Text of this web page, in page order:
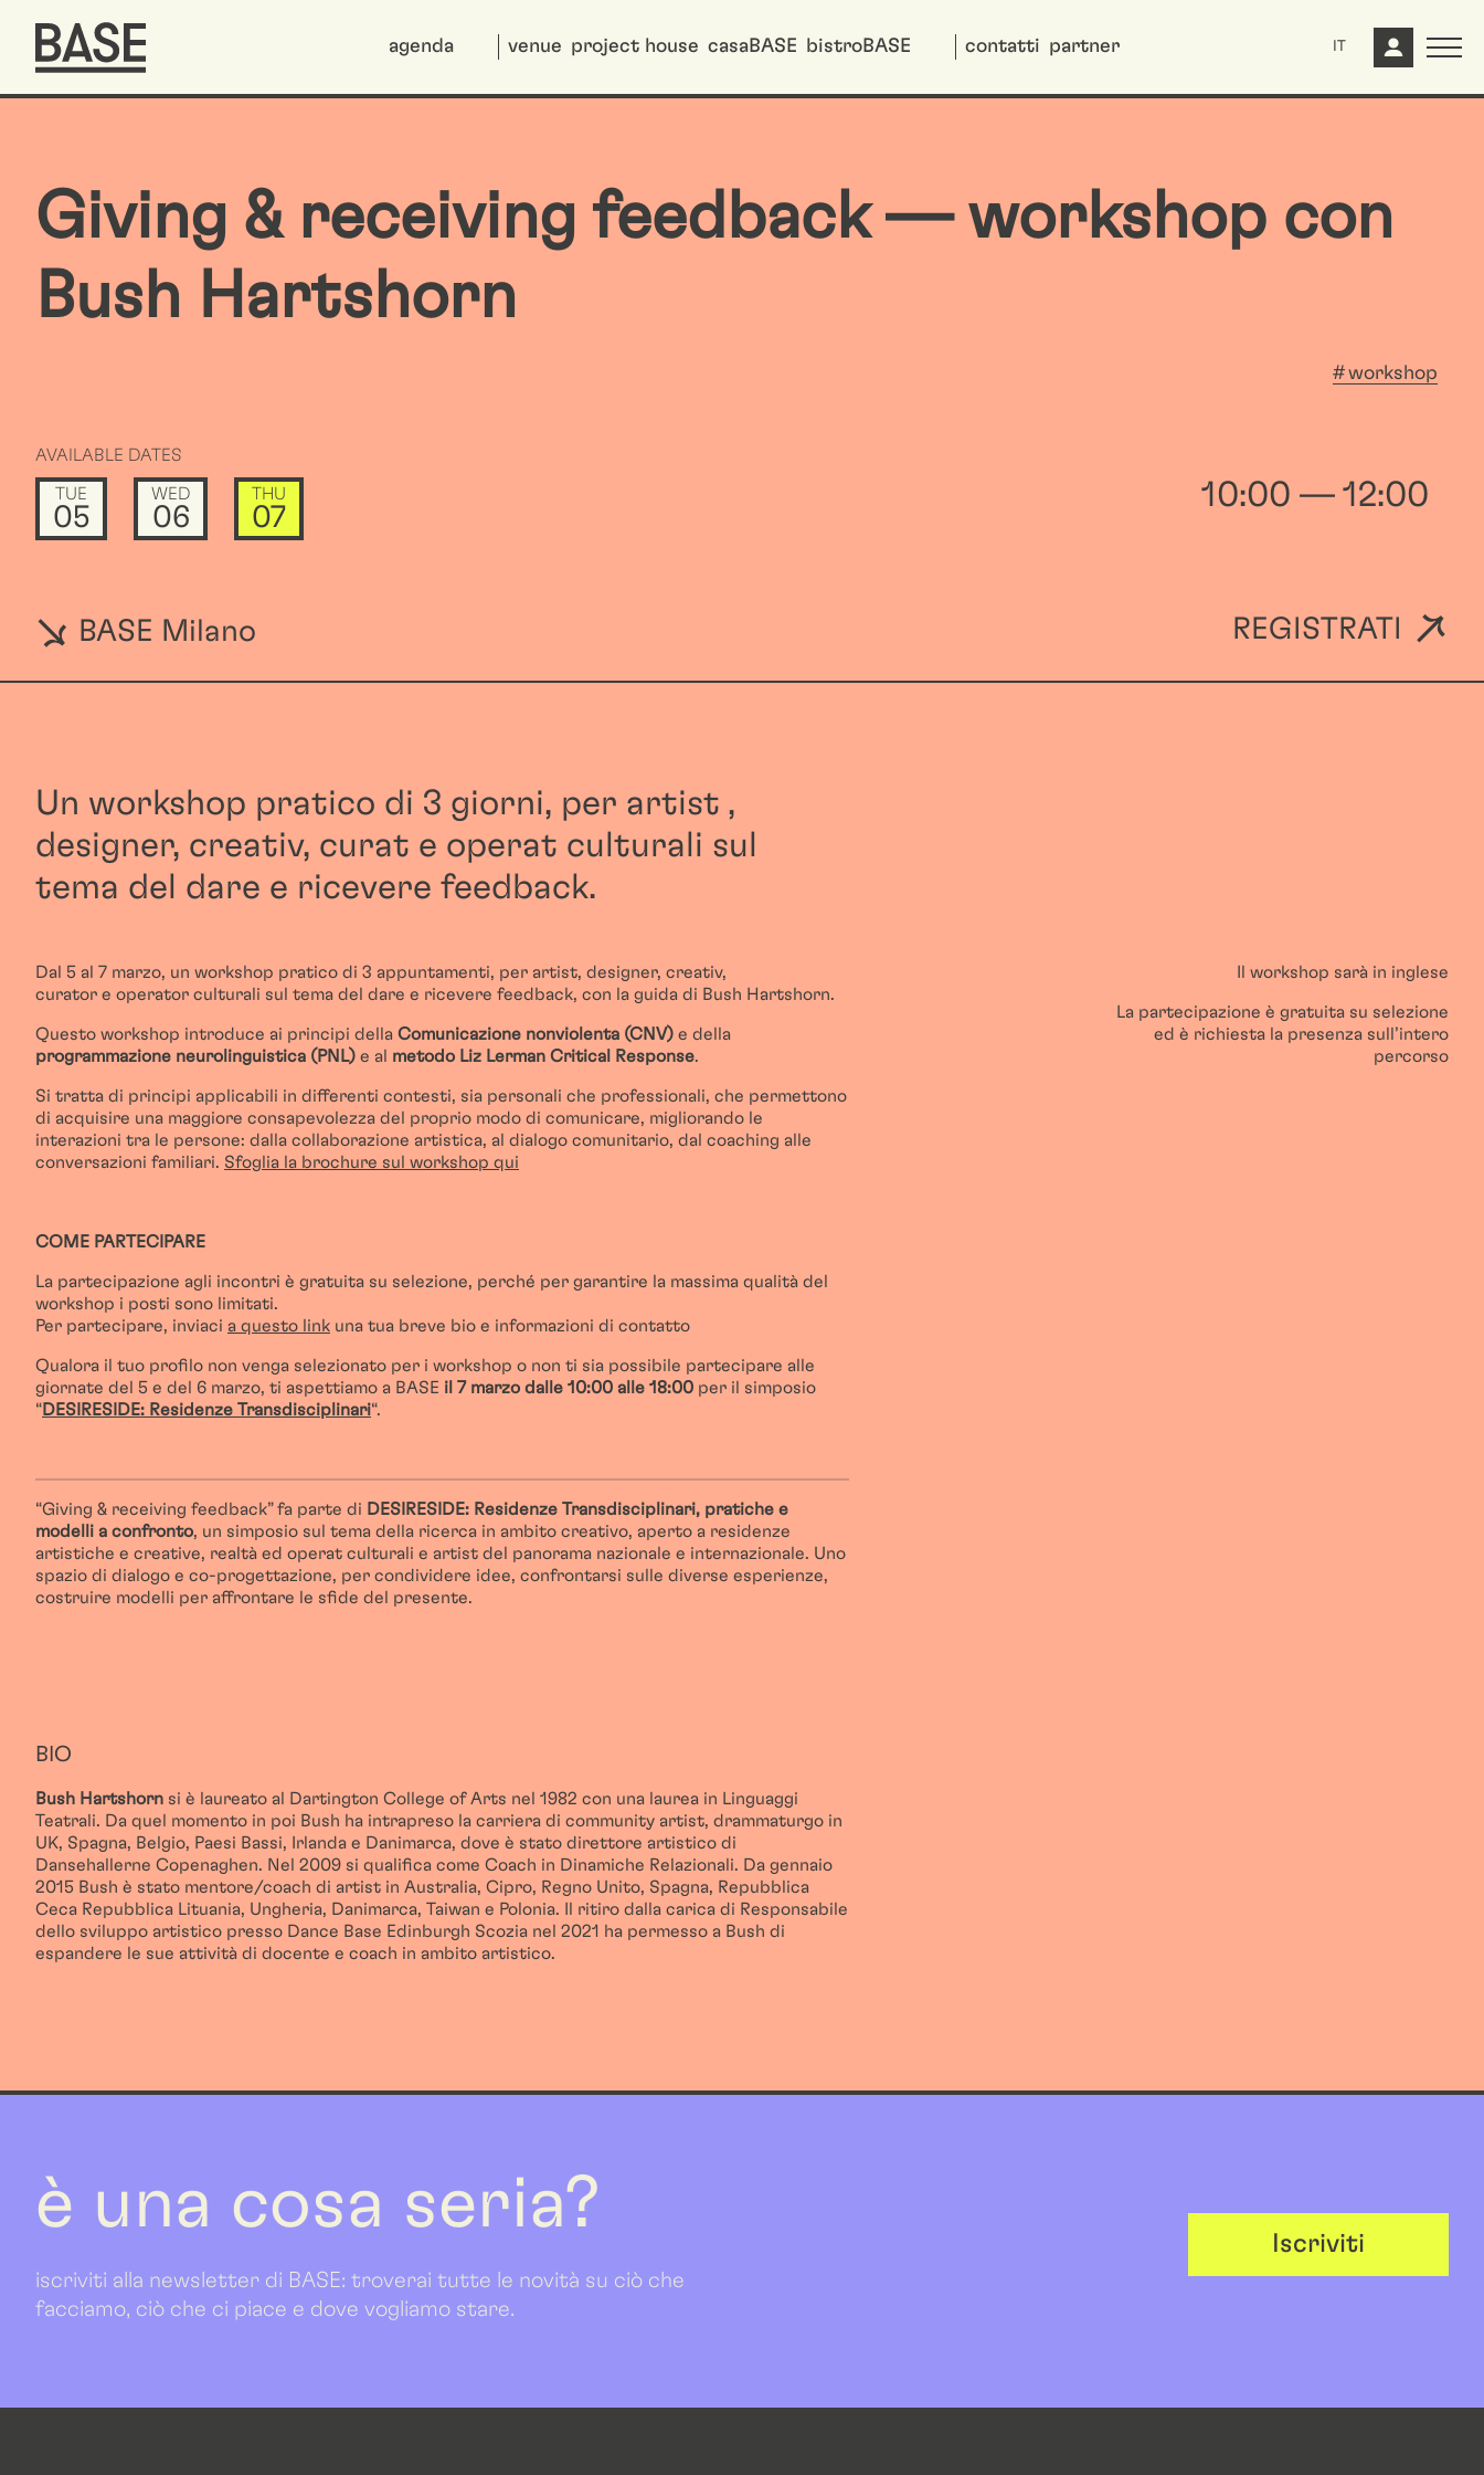
agenda venue project house casaBASE bistroBASE contatti partner IT
Giving & receiving feedback — workshop con
Bush Hartshorn
workshop
AVAILABLE DATES
TUE
05
WED
06
THU
07
10:00 — 12:00
BASE Milano REGISTRATI
Un workshop pratico di 3 giorni, per artist ,
designer, creativ, curat e operat culturali sul
tema del dare e ricevere feedback.
Dal 5 al 7 marzo, un workshop pratico di 3 appuntamenti, per artist, designer, creativ,
curator e operator culturali sul tema del dare e ricevere feedback, con la guida di Bush Hartshorn.
Questo workshop introduce ai principi della Comunicazione nonviolenta (CNV) e della
programmazione neurolinguistica (PNL) e al metodo Liz Lerman Critical Response.
Si tratta di principi applicabili in differenti contesti, sia personali che professionali, che permettono
di acquisire una maggiore consapevolezza del proprio modo di comunicare, migliorando le
interazioni tra le persone: dalla collaborazione artistica, al dialogo comunitario, dal coaching alle
conversazioni familiari. Sfoglia la brochure sul workshop qui
COME PARTECIPARE
La partecipazione agli incontri è gratuita su selezione, perché per garantire la massima qualità del
workshop i posti sono limitati.
Per partecipare, inviaci a questo link una tua breve bio e informazioni di contatto
Qualora il tuo profilo non venga selezionato per i workshop o non ti sia possibile partecipare alle
giornate del 5 e del 6 marzo, ti aspettiamo a BASE il 7 marzo dalle 10:00 alle 18:00 per il simposio
“DESIRESIDE: Residenze Transdisciplinari“.
“Giving & receiving feedback” fa parte di DESIRESIDE: Residenze Transdisciplinari, pratiche e
modelli a confronto, un simposio sul tema della ricerca in ambito creativo, aperto a residenze
artistiche e creative, realtà ed operat culturali e artist del panorama nazionale e internazionale. Uno
spazio di dialogo e co-progettazione, per condividere idee, confrontarsi sulle diverse esperienze,
costruire modelli per affrontare le sfide del presente.
BIO
Bush Hartshorn si è laureato al Dartington College of Arts nel 1982 con una laurea in Linguaggi
Teatrali. Da quel momento in poi Bush ha intrapreso la carriera di community artist, drammaturgo in
UK, Spagna, Belgio, Paesi Bassi, Irlanda e Danimarca, dove è stato direttore artistico di
Dansehallerne Copenaghen. Nel 2009 si qualifica come Coach in Dinamiche Relazionali. Da gennaio
2015 Bush è stato mentore/coach di artist in Australia, Cipro, Regno Unito, Spagna, Repubblica
Ceca Repubblica Lituania, Ungheria, Danimarca, Taiwan e Polonia. Il ritiro dalla carica di Responsabile
dello sviluppo artistico presso Dance Base Edinburgh Scozia nel 2021 ha permesso a Bush di
espandere le sue attività di docente e coach in ambito artistico.
Il workshop sarà in inglese
La partecipazione è gratuita su selezione
ed è richiesta la presenza sull’intero
percorso
è una cosa seria?
iscriviti alla newsletter di BASE: troverai tutte le novità su ciò che
facciamo, ciò che ci piace e dove vogliamo stare.
Iscriviti